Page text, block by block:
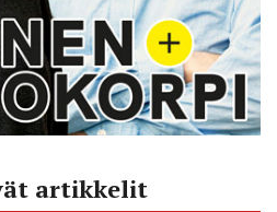
artikkelit